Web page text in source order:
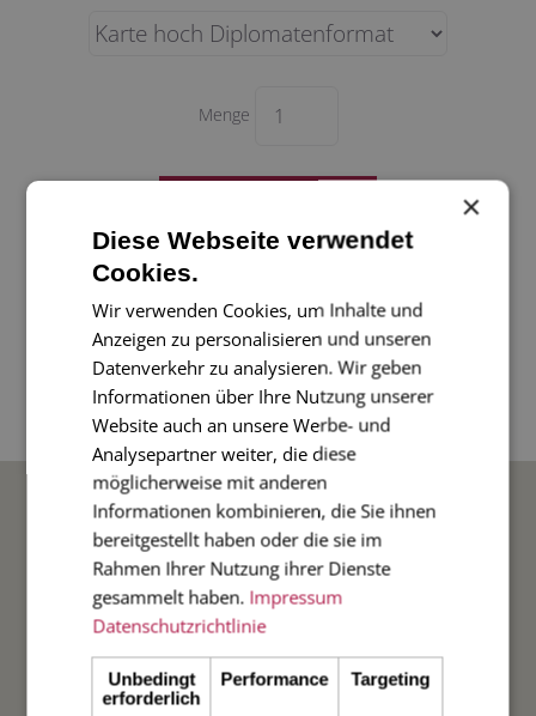
Menge
Unsere neuen frechen Sprüche als Gruß- oder
Dankeskarte!
2-seitige Karte im Diplomatenformat, 11 x 17
cm, Umschlag innen pink.
BELIEBTE ANLÄSSE
Hochzeit
Weihnachten
Taufe
×
Diese Webseite verwendet
Cookies.
Wir verwenden Cookies, um Inhalte und
Anzeigen zu personalisieren und unseren
Datenverkehr zu analysieren. Wir geben
Informationen über Ihre Nutzung unserer
Website auch an unsere Werbe- und
Analysepartner weiter, die diese
möglicherweise mit anderen
Informationen kombinieren, die Sie ihnen
bereitgestellt haben oder die sie im
Rahmen Ihrer Nutzung ihrer Dienste
gesammelt haben. Impressum
Datenschutzrichtlinie
Unbedingt
erforderlich
Performance Targeting